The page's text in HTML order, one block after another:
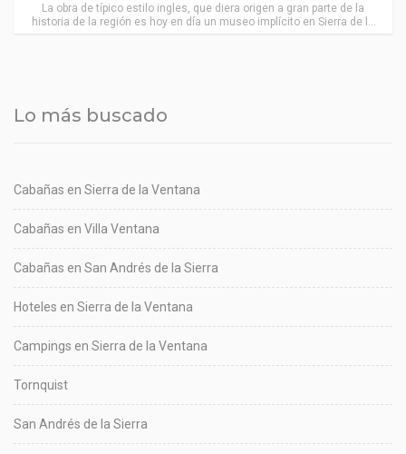
La obra de típico estilo ingles, que diera origen a gran parte de la
historia de la región es hoy en día un museo implícito en Sierra de la
Lo más buscado
Cabañas en Sierra de la Ventana
Cabañas en Villa Ventana
Cabañas en San Andrés de la Sierra
Hoteles en Sierra de la Ventana
Campings en Sierra de la Ventana
Tornquist
San Andrés de la Sierra